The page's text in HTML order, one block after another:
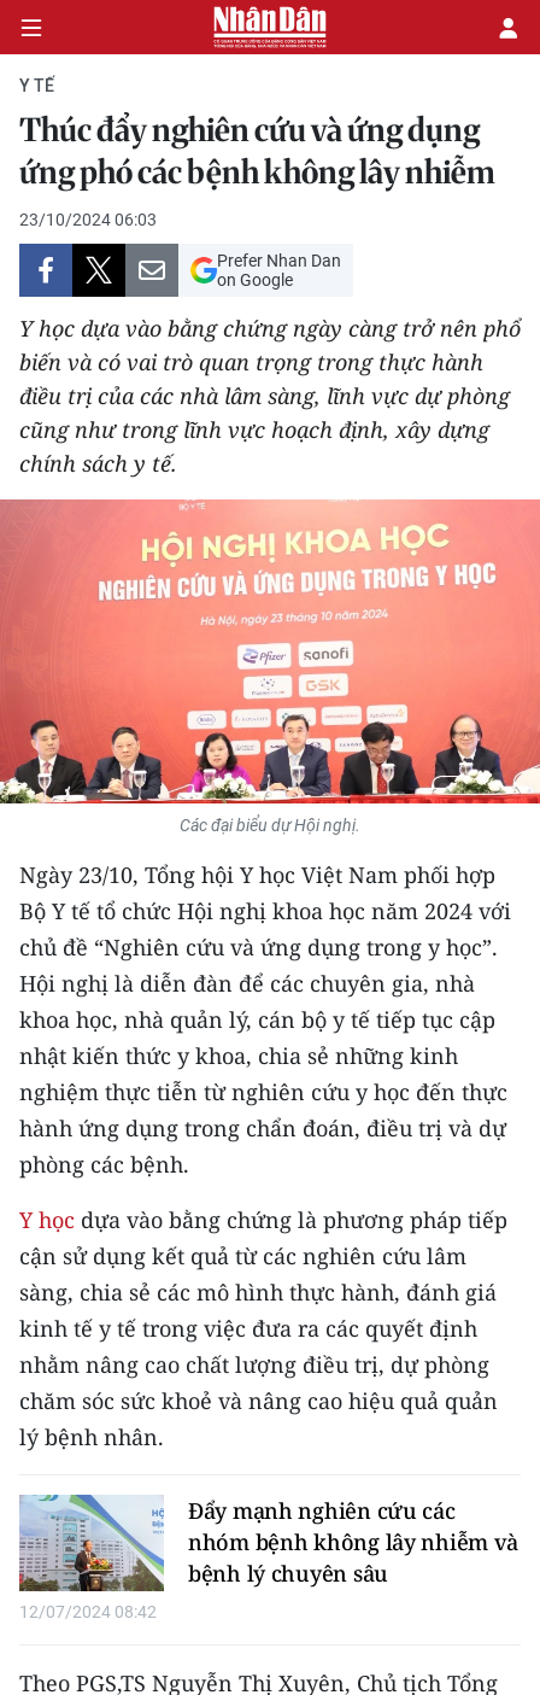
CHÍNH TRỊ
KINH TẾ
VĂN HÓA
XÃ HỘI
PHÁP LUẬT
DU LỊCH
KHOA HỌC - CÔNG NGHỆ
MÔI TRƯỜNG
BẠN ĐỌC
KIỂM CHỨNG THÔNG TIN
TRI THỨC CHUYÊN SÂU
54 DÂN TỘC VIỆT NAM
CHƯƠNG TRÌNH OCOP - MỖI XÃ
MỘT SẢN PHẨM
MEDIA CENTER
E-Magazine
Video
Media Chính trị
Media Văn hóa
Media Xã hội
Media Du lịch
Y TẾ
Thúc đẩy nghiên cứu và ứng dụng
ứng phó các bệnh không lây nhiễm
23/10/2024 06:03
Prefer Nhan Dan
on Google
Y học dựa vào bằng chứng ngày càng trở nên phổ
biến và có vai trò quan trọng trong thực hành
điều trị của các nhà lâm sàng, lĩnh vực dự phòng
cũng như trong lĩnh vực hoạch định, xây dựng
chính sách y tế.
Các đại biểu dự Hội nghị.
Ngày 23/10, Tổng hội Y học Việt Nam phối hợp
Bộ Y tế tổ chức Hội nghị khoa học năm 2024 với
chủ đề “Nghiên cứu và ứng dụng trong y học”.
Hội nghị là diễn đàn để các chuyên gia, nhà
khoa học, nhà quản lý, cán bộ y tế tiếp tục cập
nhật kiến thức y khoa, chia sẻ những kinh
nghiệm thực tiễn từ nghiên cứu y học đến thực
hành ứng dụng trong chẩn đoán, điều trị và dự
phòng các bệnh.
Y học dựa vào bằng chứng là phương pháp tiếp
cận sử dụng kết quả từ các nghiên cứu lâm
sàng, chia sẻ các mô hình thực hành, đánh giá
kinh tế y tế trong việc đưa ra các quyết định
nhằm nâng cao chất lượng điều trị, dự phòng
chăm sóc sức khoẻ và nâng cao hiệu quả quản
lý bệnh nhân.
Đẩy mạnh nghiên cứu các
nhóm bệnh không lây nhiễm và
bệnh lý chuyên sâu
12/07/2024 08:42
Theo PGS,TS Nguyễn Thị Xuyên, Chủ tịch Tổng